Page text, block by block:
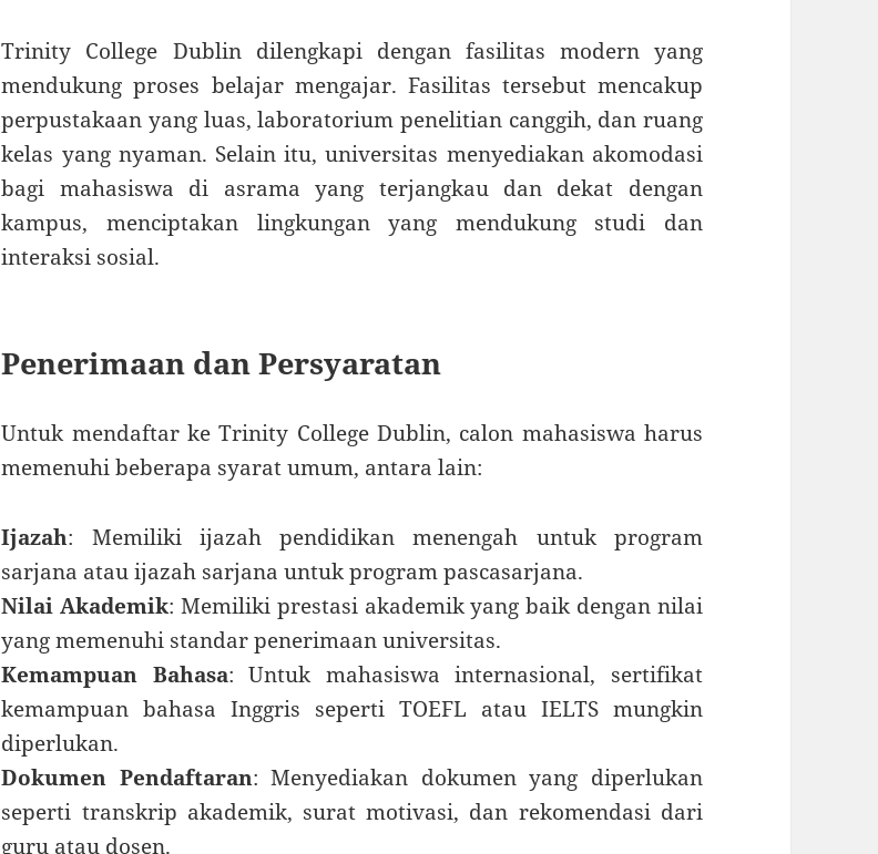
Trinity College Dublin dilengkapi dengan fasilitas modern yang
mendukung proses belajar mengajar. Fasilitas tersebut mencakup
perpustakaan yang luas, laboratorium penelitian canggih, dan ruang
kelas yang nyaman. Selain itu, universitas menyediakan akomodasi
bagi mahasiswa di asrama yang terjangkau dan dekat dengan
kampus, menciptakan lingkungan yang mendukung studi dan
interaksi sosial.
Penerimaan dan Persyaratan
Untuk mendaftar ke Trinity College Dublin, calon mahasiswa harus
memenuhi beberapa syarat umum, antara lain:
Ijazah: Memiliki ijazah pendidikan menengah untuk program
sarjana atau ijazah sarjana untuk program pascasarjana.
Nilai Akademik: Memiliki prestasi akademik yang baik dengan nilai
yang memenuhi standar penerimaan universitas.
Kemampuan Bahasa: Untuk mahasiswa internasional, sertifikat
kemampuan bahasa Inggris seperti TOEFL atau IELTS mungkin
diperlukan.
Dokumen Pendaftaran: Menyediakan dokumen yang diperlukan
seperti transkrip akademik, surat motivasi, dan rekomendasi dari
guru atau dosen.